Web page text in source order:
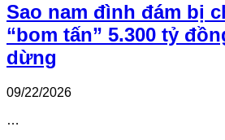
Sao nam đình đám bị
“bom tấn” 5.300 tỷ
dừng
09/22/2026
…